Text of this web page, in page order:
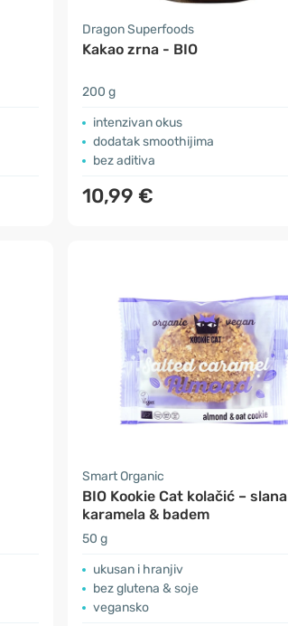
Dragon Superfoods
Kakao zrna - BIO
200 g
intenzivan okus
dodatak smoothijima
bez aditiva
10,99 €
Smart Organic
BIO Kookie Cat kolačić – slana
karamela & badem
50 g
ukusan i hranjiv
bez glutena & soje
vegansko